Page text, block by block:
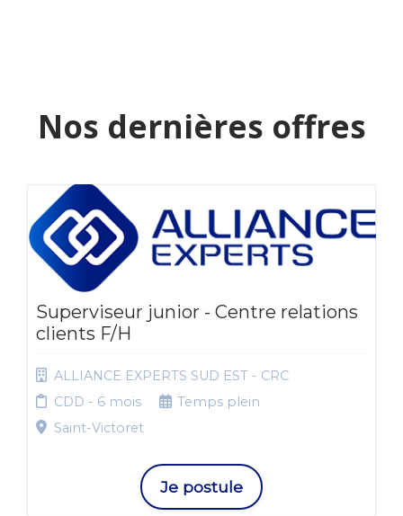
Nos dernières offres
Superviseur junior - Centre relations
clients F/H
ALLIANCE EXPERTS SUD EST - CRC
CDD - 6 mois
Temps plein
Saint-Victoret
Je postule